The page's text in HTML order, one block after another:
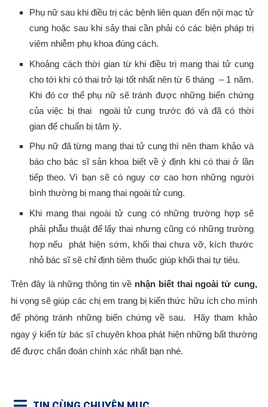
Phụ nữ sau khi điều trị các bệnh liên quan đến nội mạc tử
cung hoặc sau khi sảy thai cần phải có các biện pháp trị
viêm nhiễm phụ khoa đúng cách.
Khoảng cách thời gian từ khi điều trị mang thai tử cung
cho tới khi có thai trở lại tốt nhất nên từ 6 tháng – 1 năm.
Khi đó cơ thể phụ nữ sẽ tránh được những biến chứng
của việc bị thai ngoài tử cung trước đó và đã có thời
gian để chuẩn bị tâm lý.
Phụ nữ đã từng mang thai tử cung thì nên tham khảo và
báo cho bác sĩ sản khoa biết về ý định khi có thai ở lần
tiếp theo. Vì bạn sẽ có nguy cơ cao hơn những người
bình thường bị mang thai ngoài tử cung.
Khi mang thai ngoài tử cung có những trường hợp sẽ
phải phẫu thuật để lấy thai nhưng cũng có những trường
hợp nếu phát hiện sớm, khối thai chưa vỡ, kích thước
nhỏ bác sĩ sẽ chỉ định tiêm thuốc giúp khối thai tự tiêu.
Trên đây là những thông tin về nhận biết thai ngoài tử cung,
hi vọng sẽ giúp các chị em trang bị kiến thức hữu ích cho mình
để phòng tránh những biến chứng về sau. Hãy tham khảo
ngay ý kiến từ bác sĩ chuyên khoa phát hiện những bất thường
để được chẩn đoán chính xác nhất bạn nhé.